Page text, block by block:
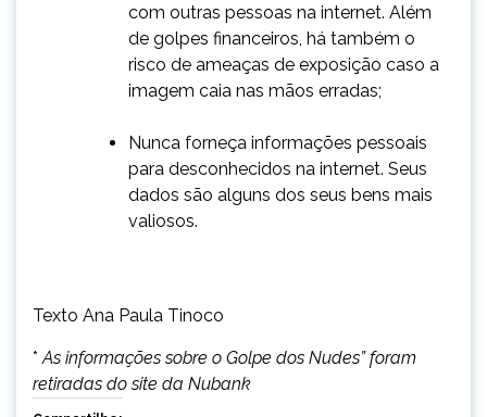
com outras pessoas na internet. Além
de golpes financeiros, há também o
risco de ameaças de exposição caso a
imagem caia nas mãos erradas;
Nunca forneça informações pessoais
para desconhecidos na internet. Seus
dados são alguns dos seus bens mais
valiosos.
Texto Ana Paula Tinoco
* As informações sobre o Golpe dos Nudes” foram
retiradas do site da Nubank